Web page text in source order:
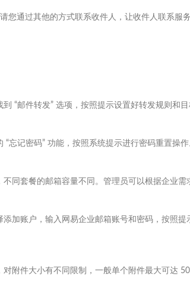
您通过其他的方式联系收件人，让收件人联系服
“邮件转发” 选项，按照提示设置好转发规则和目
忘记密码” 功能，按照系统提示进行密码重置操
同套餐的邮箱容量不同。管理员可以根据企业需
加账户，输入网易企业邮箱账号和密码，按照
附件大小有不同限制，一般单个附件最大可达